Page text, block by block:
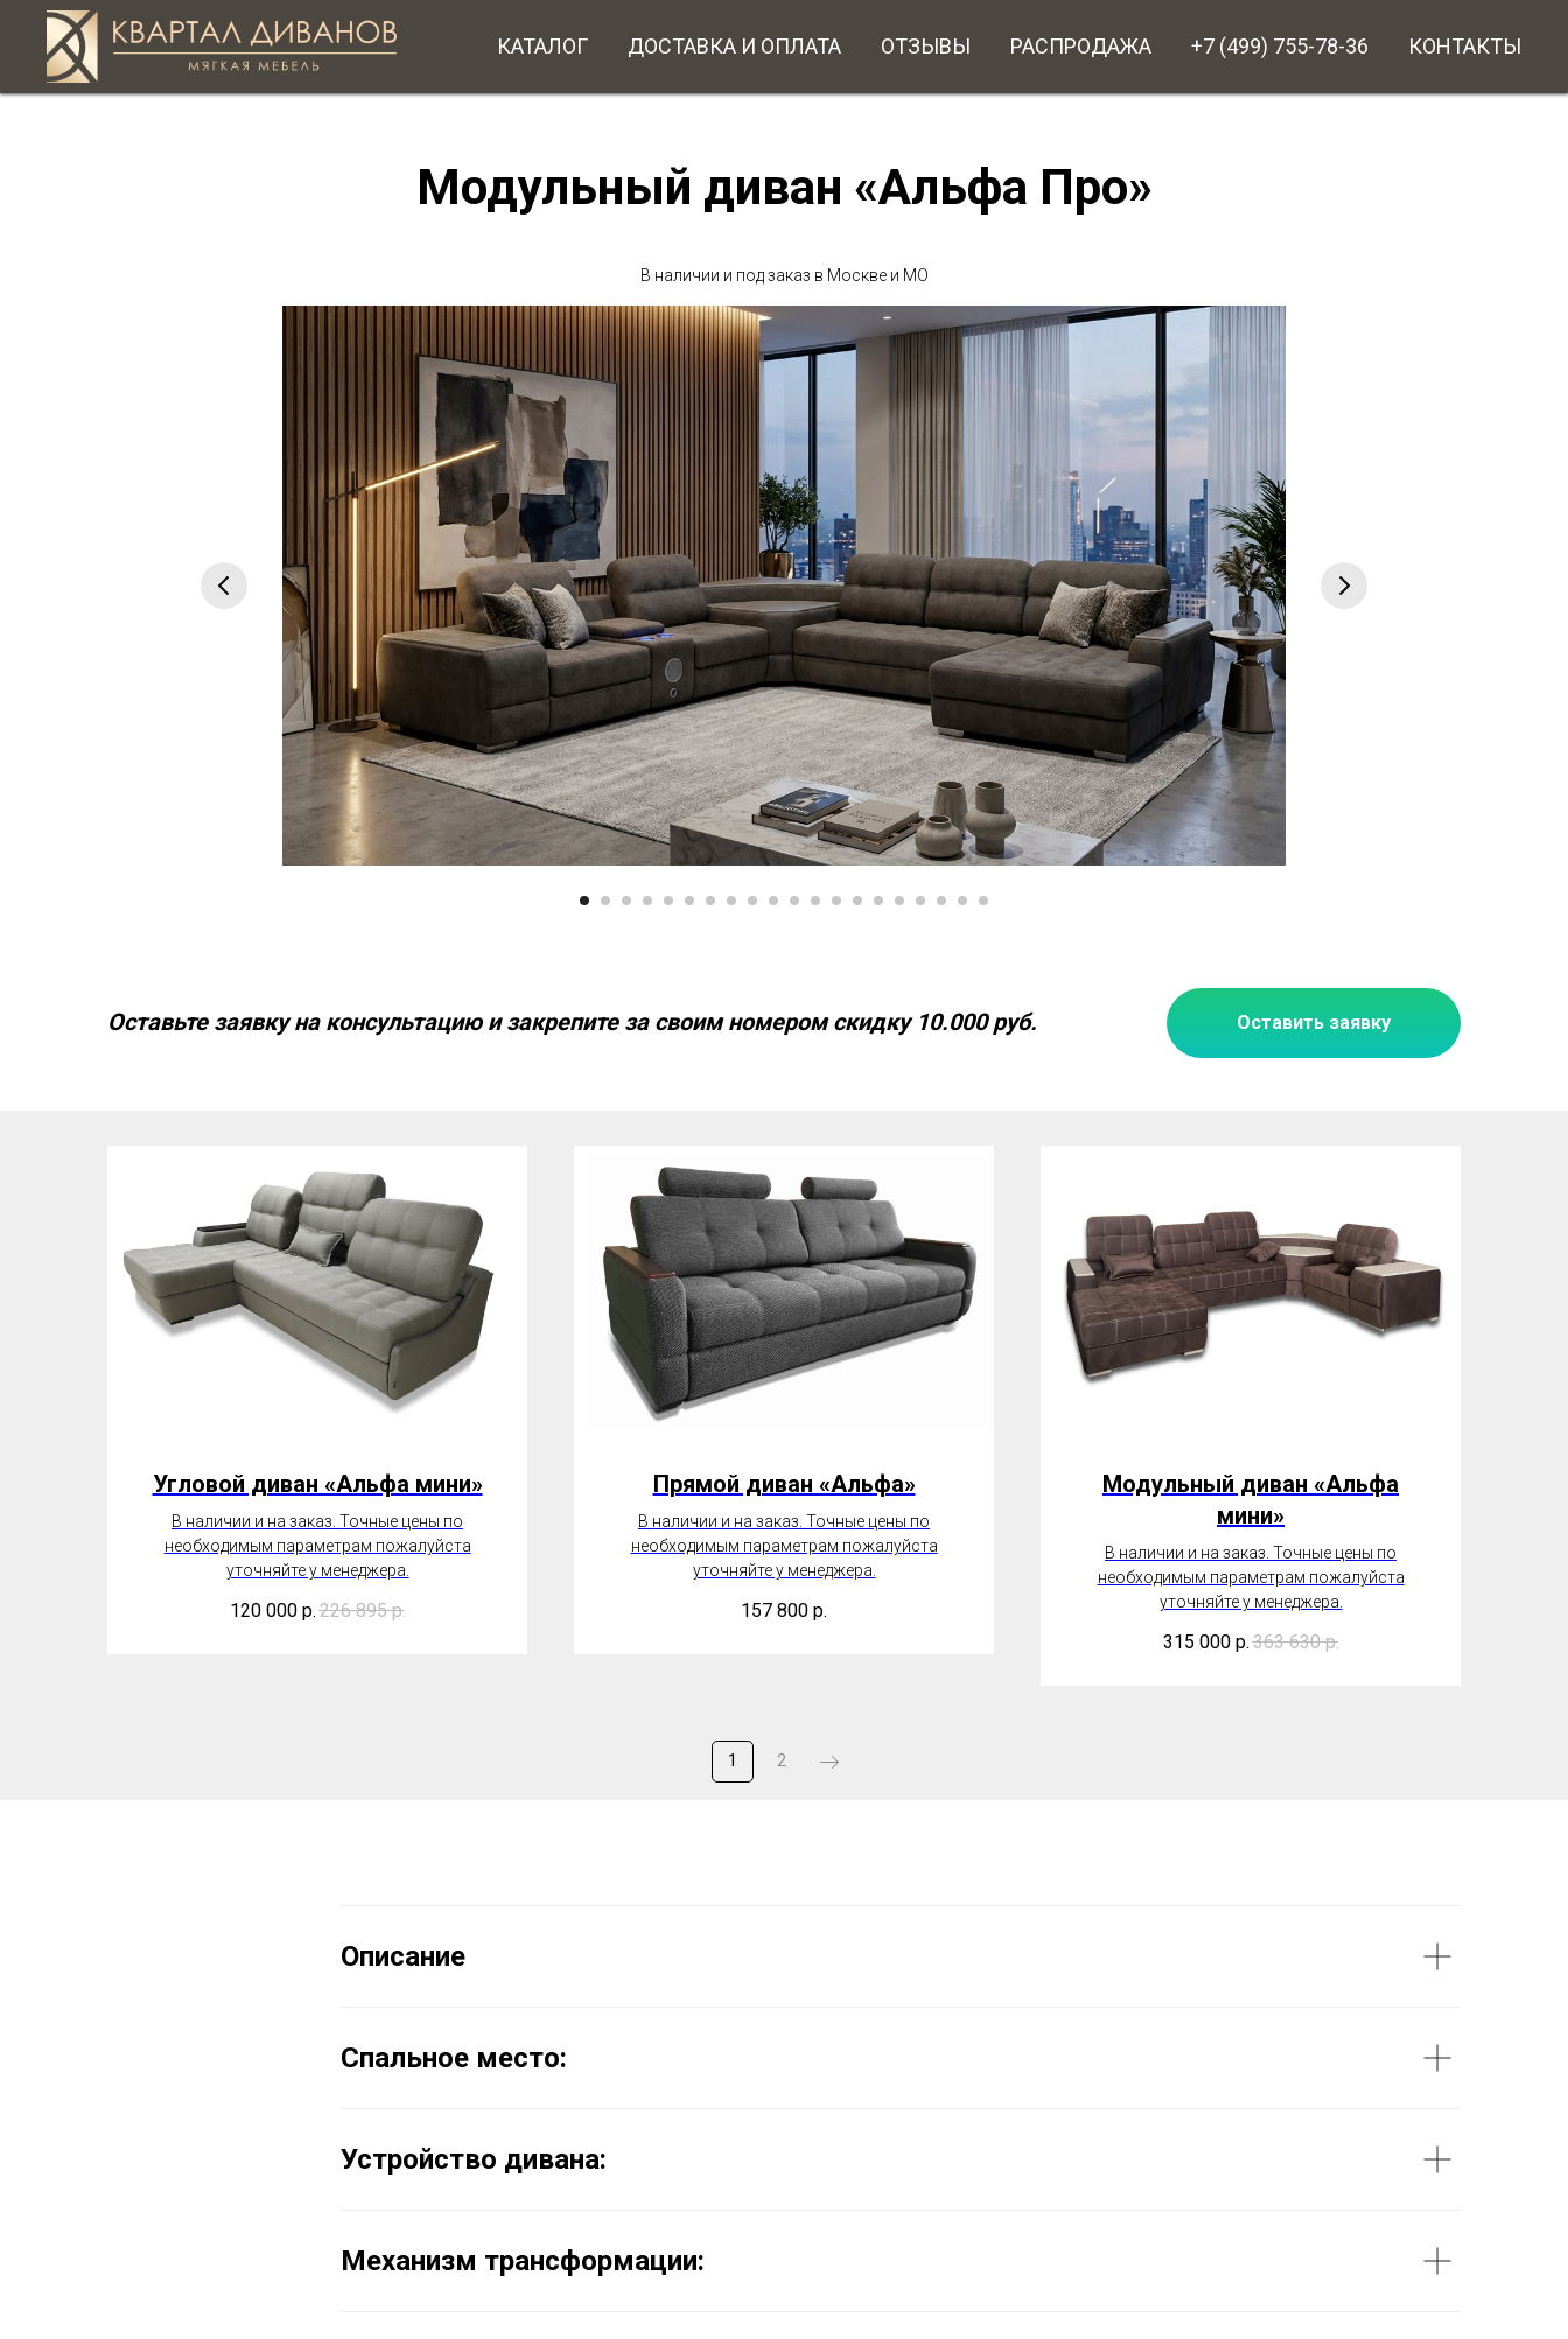
КАТАЛОГ ДОСТАВКА И ОПЛАТА ОТЗЫВЫ РАСПРОДАЖА +7 (499) 755-78-36 КОНТАКТЫ
Модульный диван «Альфа Про»
В наличии и под заказ в Москве и МО
Оставьте заявку на консультацию и закрепите за своим номером скидку 10.000 руб. Оставить заявку
Угловой диван «Альфа мини»
В наличии и на заказ. Точные цены по
необходимым параметрам пожалуйста
уточняйте у менеджера.
120 000 р.226 895 р.
Прямой диван «Альфа»
В наличии и на заказ. Точные цены по
необходимым параметрам пожалуйста
уточняйте у менеджера.
157 800 р.
Модульный диван «Альфа
мини»
В наличии и на заказ. Точные цены по
необходимым параметрам пожалуйста
уточняйте у менеджера.
315 000 р.363 630 р.
1 2
Описание
Спальное место:
Устройство дивана:
Механизм трансформации: